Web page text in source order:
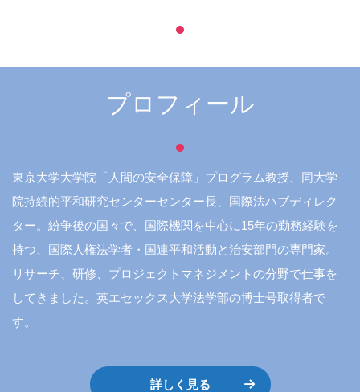
プロフィール
東京大学大学院「人間の安全保障」プログラム教授、同大学
院持続的平和研究センターセンター長、国際法ハブディレク
ター。紛争後の国々で、国際機関を中心に15年の勤務経験を
持つ、国際人権法学者・国連平和活動と治安部門の専門家。
リサーチ、研修、プロジェクトマネジメントの分野で仕事を
してきました。英エセックス大学法学部の博士号取得者で
す。
詳しく見る